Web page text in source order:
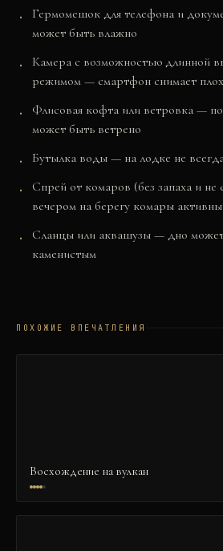
Гермомешок для телефона и
может быть влажно
Камера с возможностью длинной
режимом — смартфон снимает
Флисовая кофта или ветровка —
может быть ветрено
Бутылка воды — на лодке не
Спрей от комаров (без запаха и
вечером на берегу комары активны
Сланцы или аквашузы — дно
каменистым
ПОХОЖИЕ ВПЕЧАТЛЕНИЯ
Восхождение на вулкан